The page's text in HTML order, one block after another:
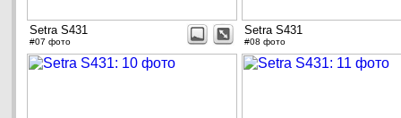
Setra S431
#07 фото
Setra S431
#08 фото